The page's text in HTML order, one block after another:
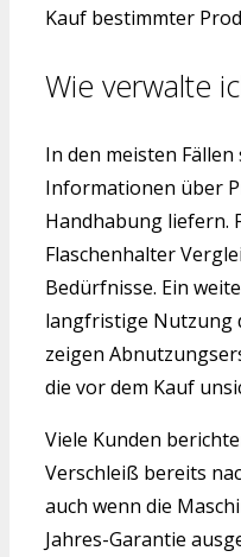
Kauf bestimmter
Wie verwalte
In den meisten
Informationen über
Handhabung liefern.
Flaschenhalter
Bedürfnisse. Ein
langfristige Nutzung
zeigen
die vor dem Kauf
Viele Kunden
Verschleiß bereits
auch wenn die
Jahres-Garantie